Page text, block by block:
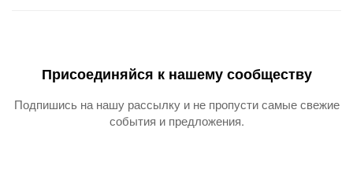
Присоединяйся к нашему сообществу
Подпишись на нашу рассылку и не пропусти самые свежие
события и предложения.